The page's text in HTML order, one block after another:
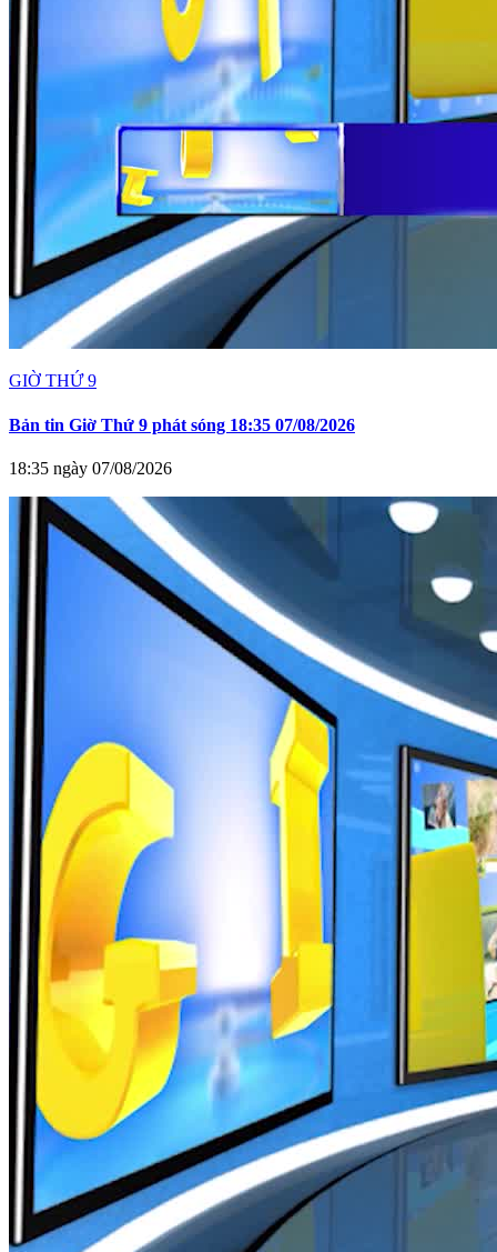
GIỜ THỨ 9
Bản tin Giờ Thứ 9 phát sóng 18:35 07/08/2026
18:35 ngày 07/08/2026